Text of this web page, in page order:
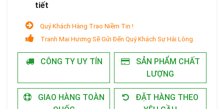
tiết
Quý Khách Hàng Trao Niềm Tin !
Tranh Mai Hương Sẽ Gửi Đến Quý Khách Sự Hài Lòng.
CÔNG TY UY TÍN
SẢN PHẨM CHẤT
LƯỢNG
GIAO HÀNG TOÀN
ĐẶT HÀNG THEO